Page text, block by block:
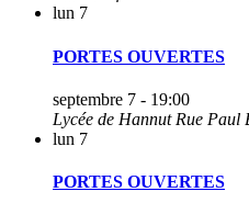
lun 7
PORTES OUVERTES
septembre 7 - 19:00
Lycée de Hannut Rue Paul
lun 7
PORTES OUVERTES